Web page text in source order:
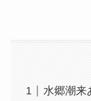
水郷潮来